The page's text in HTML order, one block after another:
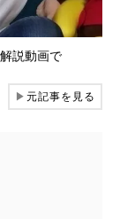
説動画で
▶元記事を見る